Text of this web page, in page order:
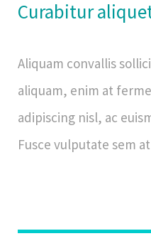
Curabitur
Aliquam convallis
aliquam, enim at
adipiscing nisl, ac
Fusce vulputate sem